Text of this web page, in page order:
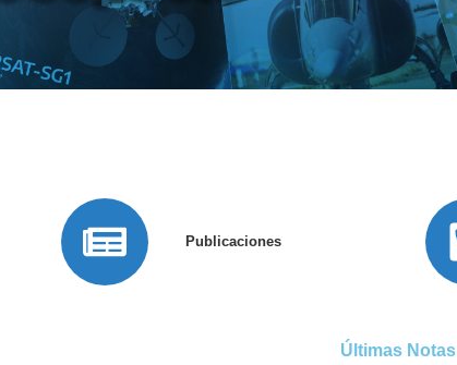
Publicaciones
Últimas Notas